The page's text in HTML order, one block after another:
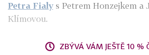
Petra Fialys Petrem Honzejkem a
Klímovou.
ZBÝVÁ VÁM JEŠTĚ 10 %